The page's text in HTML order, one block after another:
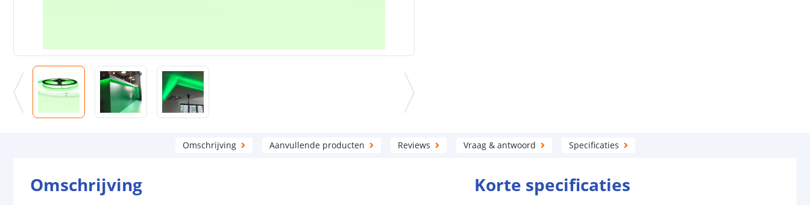
Omschrijving Aanvullende producten Reviews Vraag & antwoord Specificaties
Omschrijving Korte specificaties